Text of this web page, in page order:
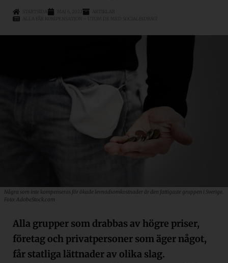
Några som inte kompenseras för ökade levnadsomkostnader är den fattigaste gruppen i Sverige.
Foto: AdobeStock.com
Alla grupper som drabbas av högre priser,
företag och privatpersoner som äger något,
får statliga lättnader av olika slag.